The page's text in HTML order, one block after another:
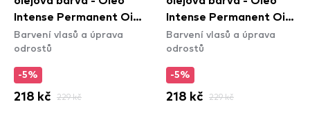
Intense Permanent Oil
Color - 6-80 Hezelnut
Blond
Barvení vlasů a úprava
odrostů
-5%
218 kč 229 kč
Intense Permanent Oil
Color - 4-60 Gold
Brown
Barvení vlasů a úprava
odrostů
-5%
218 kč 229 kč